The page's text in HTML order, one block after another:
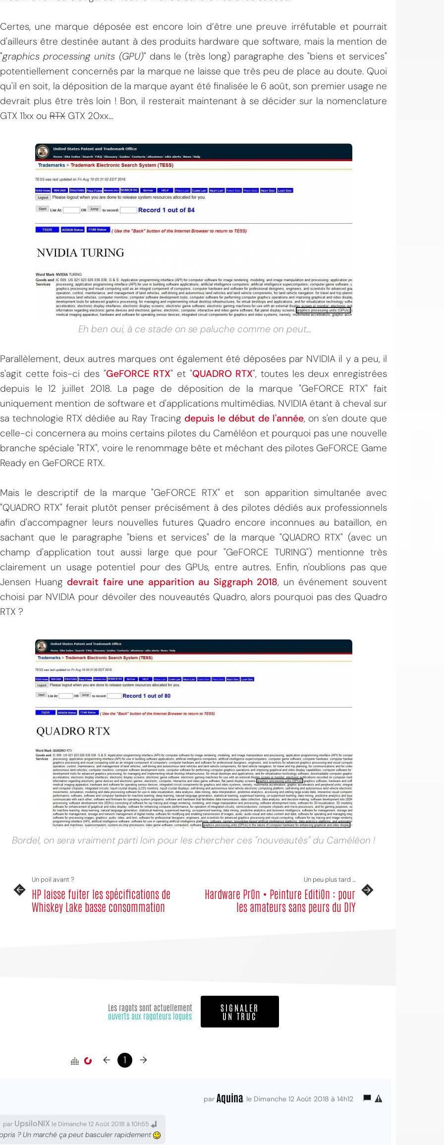
Certes, une marque déposée est encore loin d’être une preuve irréfutable et pourrait
d'ailleurs être destinée autant à des produits hardware que software, mais la mention de
"graphics processing units (GPU)" dans le (très long) paragraphe des "biens et services"
potentiellement concernés par la marque ne laisse que très peu de place au doute. Quoi
qu'il en soit, la déposition de la marque ayant été finalisée le 6 août, son premier usage ne
devrait plus être très loin ! Bon, il resterait maintenant à se décider sur la nomenclature
GTX 11xx ou RTX GTX 20xx...
Eh ben oui, à ce stade on se paluche comme on peut...
Parallèlement, deux autres marques ont également été déposées par NVIDIA il y a peu, il
s'agit cette fois-ci des "GeFORCE RTX" et "QUADRO RTX", toutes les deux enregistrées
depuis le 12 juillet 2018. La page de déposition de la marque "GeFORCE RTX" fait
uniquement mention de software et d'applications multimédias. NVIDIA étant à cheval sur
sa technologie RTX dédiée au Ray Tracing depuis le début de l'année, on s'en doute que
celle-ci concernera au moins certains pilotes du Caméléon et pourquoi pas une nouvelle
branche spéciale "RTX", voire le renommage bête et méchant des pilotes GeFORCE Game
Ready en GeFORCE RTX.
Mais le descriptif de la marque "GeFORCE RTX" et son apparition simultanée avec
"QUADRO RTX" ferait plutôt penser précisément à des pilotes dédiés aux professionnels
afin d'accompagner leurs nouvelles futures Quadro encore inconnues au bataillon, en
sachant que le paragraphe "biens et services" de la marque "QUADRO RTX" (avec un
champ d'application tout aussi large que pour "GeFORCE TURING") mentionne très
clairement un usage potentiel pour des GPUs, entre autres. Enfin, n'oublions pas que
Jensen Huang devrait faire une apparition au Siggraph 2018, un événement souvent
choisi par NVIDIA pour dévoiler des nouveautés Quadro, alors pourquoi pas des Quadro
RTX ?
Bordel, on sera vraiment parti loin pour les chercher ces "nouveautés" du Caméléon !
Un poil avant ?
HP laisse fuiter les spécifications de
Whiskey Lake basse consommation
Un peu plus tard ...
Hardware Pr0n • Peinture Editi0n : pour
les amateurs sans peurs du DIY
Les ragots sont actuellement
ouverts aux ragoteurs logués
SIGNALER
UN TRUC
← 1 →
par Aquina, le Dimanche 12 Août 2018 à 14h12
par UpsiloNIX le Dimanche 12 Août 2018 à 10h55
? Un marché ça peut basculer rapidement